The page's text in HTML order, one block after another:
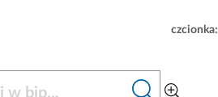
czcionka: